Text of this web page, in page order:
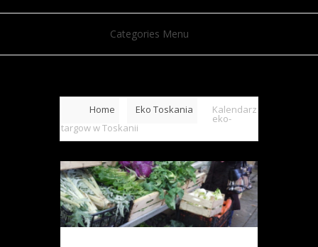
Categories Menu
Home Eko Toskania Kalendarz
eko-
targow w Toskanii